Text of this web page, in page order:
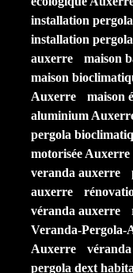
installation
installation
auxerre
maison
maison
Auxerre
maison
aluminium
pergola
motorisée Auxerre
veranda auxerre
auxerre
véranda auxerre
Veranda-Pergola-
Auxerre
pergola dext